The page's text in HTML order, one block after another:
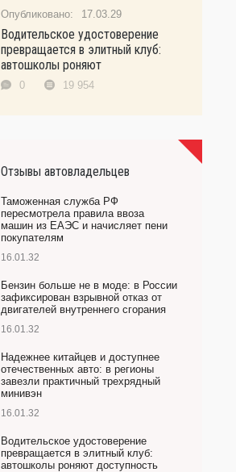
17.03.29
Водительское удостоверение
превращается в элитный клуб:
автошколы роняют
0 19 954
Отзывы автовладельцев
Таможенная служба РФ
пересмотрела правила ввоза
машин из ЕАЭС и начисляет пени
покупателям
16.01.32
Бензин больше не в моде: в России
зафиксирован взрывной отказ от
двигателей внутреннего сгорания
16.01.32
Надежнее китайцев и доступнее
отечественных авто: в регионы
завезли практичный трехрядный
минивэн
16.01.32
Водительское удостоверение
превращается в элитный клуб:
автошколы роняют доступность